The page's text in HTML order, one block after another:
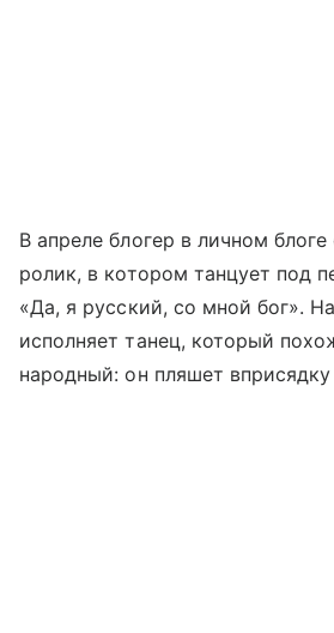
В апреле блогер в личном
ролик, в котором танцует под
«Да, я русский, со мной бог».
исполняет танец, который
народный: он пляшет